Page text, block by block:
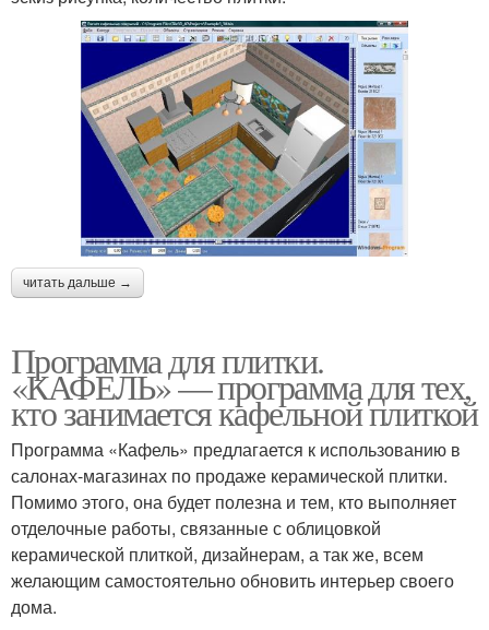
Программа для расчета Простая программа
Простые программы
читать дальше →
Программа для плитки.
«КАФЕЛЬ» — программа для тех,
кто занимается кафельной плиткой
Программа «Кафель» предлагается к использованию в
салонах-магазинах по продаже керамической плитки.
Помимо этого, она будет полезна и тем, кто выполняет
отделочные работы, связанные с облицовкой
керамической плиткой, дизайнерам, а так же, всем
желающим самостоятельно обновить интерьер своего
дома.